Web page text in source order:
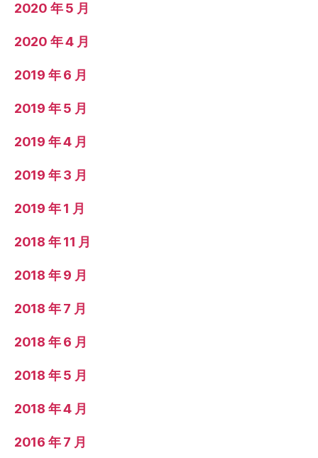
2020 年 5 月
2020 年 4 月
2019 年 6 月
2019 年 5 月
2019 年 4 月
2019 年 3 月
2019 年 1 月
2018 年 11 月
2018 年 9 月
2018 年 7 月
2018 年 6 月
2018 年 5 月
2018 年 4 月
2016 年 7 月